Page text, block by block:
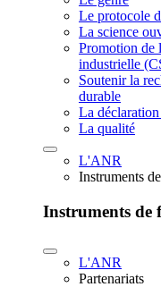
Le protocole
La science
Promotion de
industrielle
Soutenir la
durable
La
La qualité
L'ANR
Instruments
Instruments de
L'ANR
Partenariats